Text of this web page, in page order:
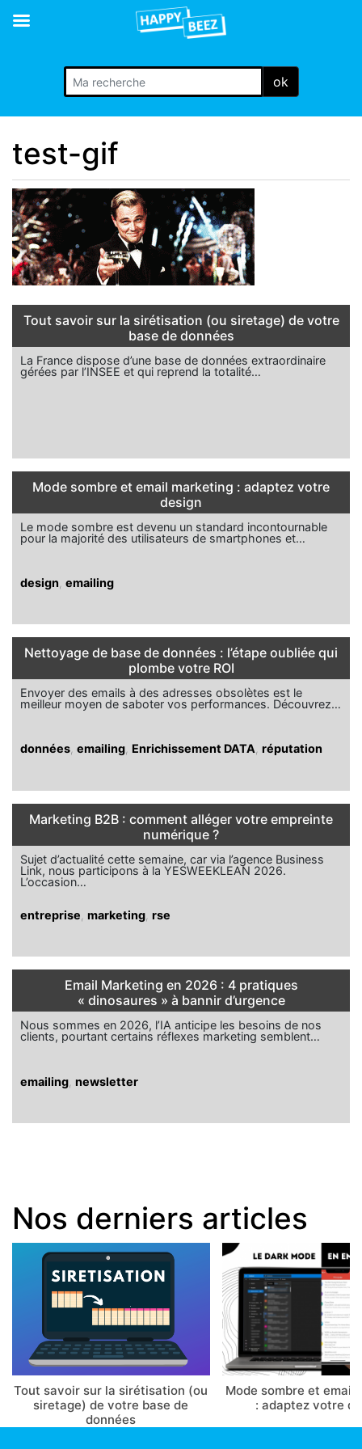
ok
test-gif
Tout savoir sur la sirétisation (ou siretage) de votre
base de données
La France dispose d’une base de données extraordinaire
gérées par l’INSEE et qui reprend la totalité…
Mode sombre et email marketing : adaptez votre
design
Le mode sombre est devenu un standard incontournable
pour la majorité des utilisateurs de smartphones et…
design emailing
Nettoyage de base de données : l’étape oubliée qui
plombe votre ROI
Envoyer des emails à des adresses obsolètes est le
meilleur moyen de saboter vos performances. Découvrez…
données emailing Enrichissement DATA réputation
Marketing B2B : comment alléger votre empreinte
numérique ?
Sujet d’actualité cette semaine, car via l’agence Business
Link, nous participons à la YESWEEKLEAN 2026.
L’occasion…
entreprise marketing rse
Email Marketing en 2026 : 4 pratiques
« dinosaures » à bannir d’urgence
Nous sommes en 2026, l’IA anticipe les besoins de nos
clients, pourtant certains réflexes marketing semblent…
emailing newsletter
Nos derniers articles
Tout savoir sur la sirétisation (ou
siretage) de votre base de
données
Mode sombre et email
: adaptez votre